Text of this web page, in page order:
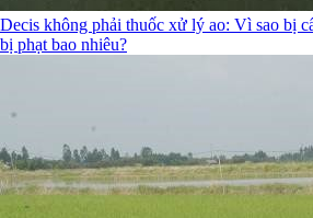
Decis không phải thuốc xử lý ao: Vì sao bị
bị phạt bao nhiêu?